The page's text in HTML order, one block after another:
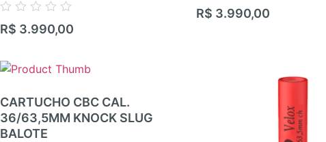
Avaliação
0
R$ 3.990,00
Avaliação
0
R$ 3.990,00
CARTUCHO CBC CAL.
36/63,5MM KNOCK SLUG
BALOTE